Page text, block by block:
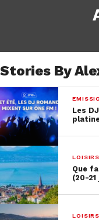
Stories By
Les
LOISIRS
Que
(20-21
LOISIRS